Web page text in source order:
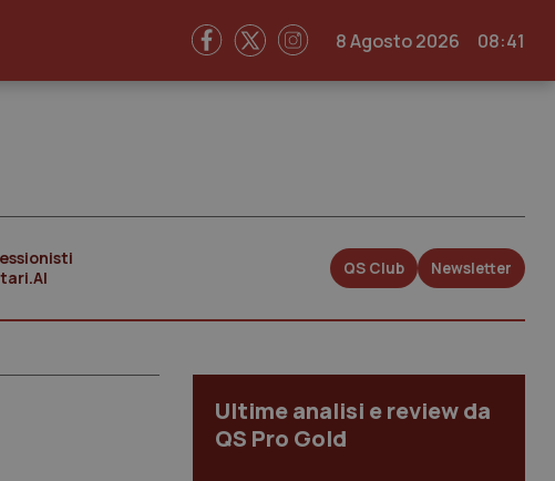
8 Agosto 2026 08:41
QS Club Newsletter
Ultime analisi e review da
QS Pro Gold